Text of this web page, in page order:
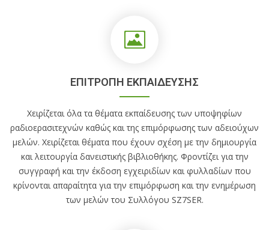
ΕΠΙΤΡΟΠΗ ΕΚΠΑΙΔΕΥΣΗΣ
Χειρίζεται όλα τα θέματα εκπαίδευσης των υποψηφίων
ραδιοερασιτεχνών καθώς και της επιμόρφωσης των αδειούχων
μελών. Χειρίζεται θέματα που έχουν σχέση με την δημιουργία
και λειτουργία δανειστικής βιβλιοθήκης. Φροντίζει για την
συγγραφή και την έκδοση εγχειριδίων και φυλλαδίων που
κρίνονται απαραίτητα για την επιμόρφωση και την ενημέρωση
των μελών του Συλλόγου SZ7SER.